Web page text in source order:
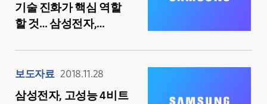
기술 진화가 핵심 역할
할 것… 삼성전자,
보도자료 2018.11.28
삼성전자, 고성능 4비트